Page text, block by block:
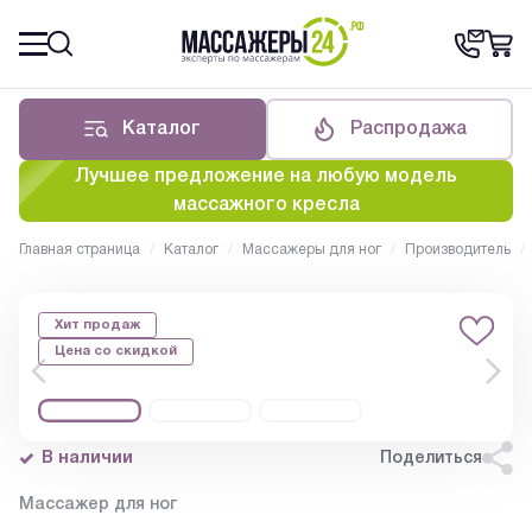
Каталог Распродажа
Лучшее предложение на любую модель
массажного кресла
Главная страница / Каталог / Массажеры для ног / Производитель /
Хит продаж
Цена со скидкой
В наличии Поделиться
Массажер для ног